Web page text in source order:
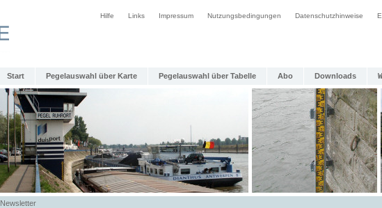
Hilfe Links Impressum Nutzungsbedingungen Datenschutzhinweise
Start Pegelauswahl über Karte Pegelauswahl über Tabelle Abo Downloads
Newsletter